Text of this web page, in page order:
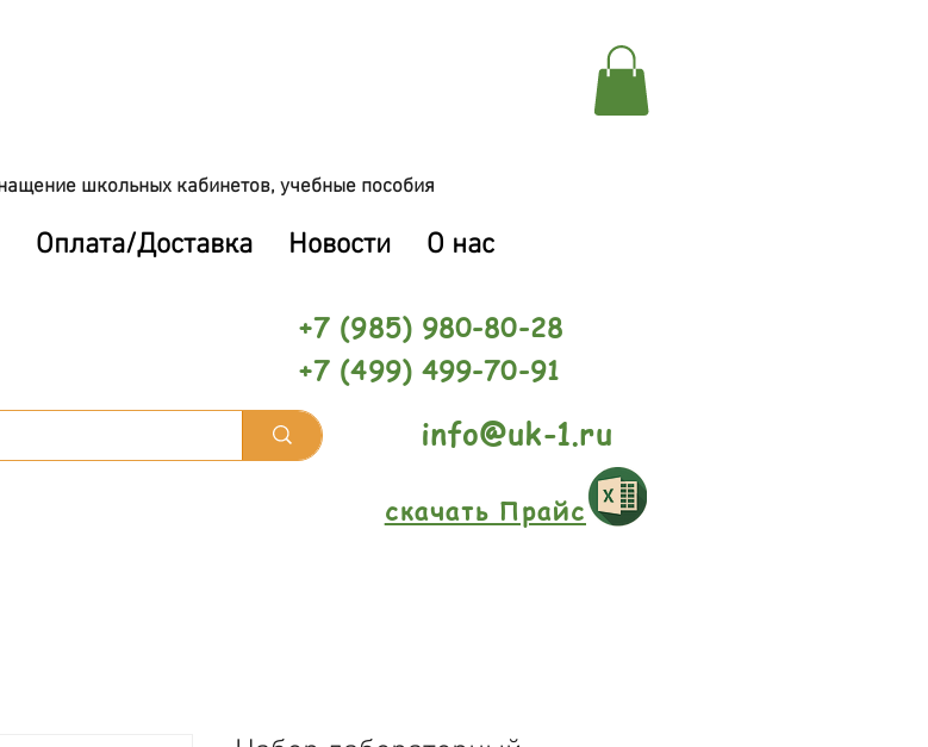
школьных кабинетов, учебные пособия
Оплата/Доставка Новости О нас
+7 (985) 980-80-28
+7 (499) 499-70-91
info@uk-1.ru
скачать Прайс